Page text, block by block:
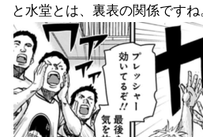
と水堂とは、裏表の関係ですね